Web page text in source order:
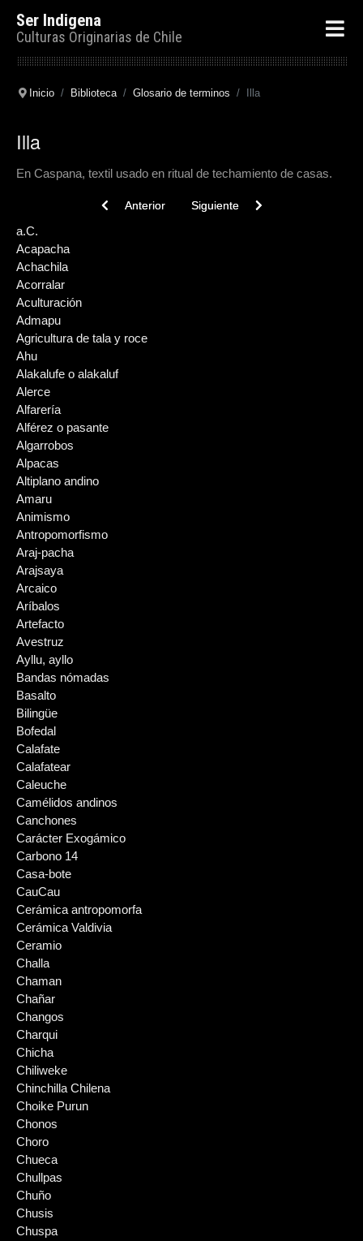
Ser Indigena
Culturas Originarias de Chile
Inicio Biblioteca Glosario de terminos Illa
Illa
En Caspana, textil usado en ritual de techamiento de casas.
Previous article: Imperio Inca
Anterior Next article: Huilliche
Siguiente
a.C.
Acapacha
Achachila
Acorralar
Aculturación
Admapu
Agricultura de tala y roce
Ahu
Alakalufe o alakaluf
Alerce
Alfarería
Alférez o pasante
Algarrobos
Alpacas
Altiplano andino
Amaru
Animismo
Antropomorfismo
Araj-pacha
Arajsaya
Arcaico
Aríbalos
Artefacto
Avestruz
Ayllu, ayllo
Bandas nómadas
Basalto
Bilingüe
Bofedal
Calafate
Calafatear
Caleuche
Camélidos andinos
Canchones
Carácter Exogámico
Carbono 14
Casa-bote
CauCau
Cerámica antropomorfa
Cerámica Valdivia
Ceramio
Challa
Chaman
Chañar
Changos
Charqui
Chicha
Chiliweke
Chinchilla Chilena
Choike Purun
Chonos
Choro
Chueca
Chullpas
Chuño
Chusis
Chuspa